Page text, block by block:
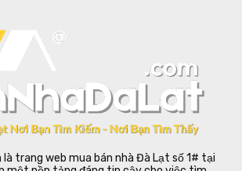
là trang web mua bán nhà Đà Lạt số 1# tại